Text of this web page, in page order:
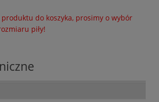
do koszyka, prosimy o wybór
piły!